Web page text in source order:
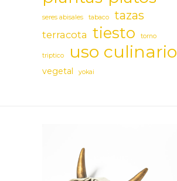
seres abisales tabaco tazas
terracota tiesto torno
triptico uso culinario
vegetal yokai